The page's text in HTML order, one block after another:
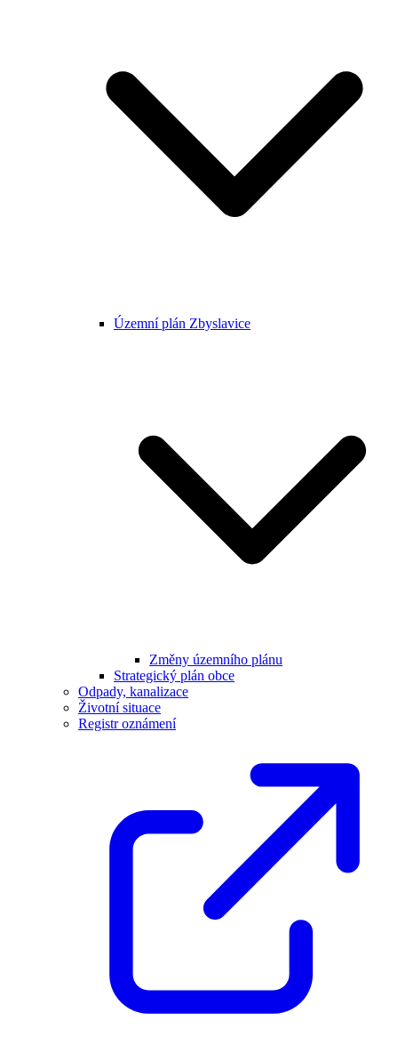
Územní plán Zbyslavice
Změny územního plánu
Strategický plán obce
Odpady, kanalizace
Životní situace
Registr oznámení